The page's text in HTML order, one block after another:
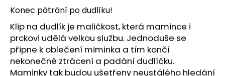
hvězdiček.
Konec pátrání po dudlíku!
Klip na dudlík je maličkost, která mamince i
prckovi udělá velkou službu. Jednoduše se
připne k oblečení miminka a tím končí
nekonečné ztrácení a padání dudlíčku.
Maminky tak budou ušetřeny neustálého hledání
HLEDAT